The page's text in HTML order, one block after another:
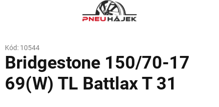
Bridgestone 150/70-17
69(W) TL Battlax T 31
Kód: 10544